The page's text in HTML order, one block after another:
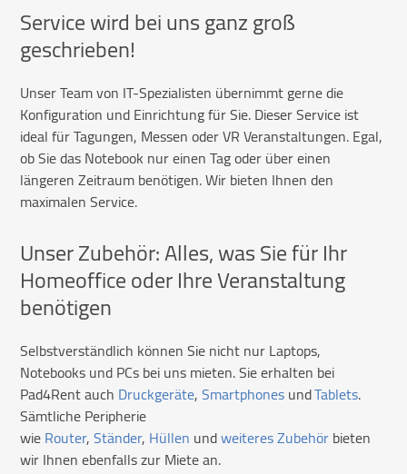
Service wird bei uns ganz groß
geschrieben!
Unser Team von IT-Spezialisten übernimmt gerne die
Konfiguration und Einrichtung für Sie. Dieser Service ist
ideal für Tagungen, Messen oder VR Veranstaltungen. Egal,
ob Sie das Notebook nur einen Tag oder über einen
längeren Zeitraum benötigen. Wir bieten Ihnen den
maximalen Service.
Unser Zubehör: Alles, was Sie für Ihr
Homeoffice oder Ihre Veranstaltung
benötigen
Selbstverständlich können Sie nicht nur Laptops,
Notebooks und PCs bei uns mieten. Sie erhalten bei
Pad4Rent auch Druckgeräte,SmartphonesundTablets.
Sämtliche Peripherie
wieRouter,Ständer, Hüllen undweiteres Zubehörbieten
wir Ihnen ebenfalls zur Miete an.